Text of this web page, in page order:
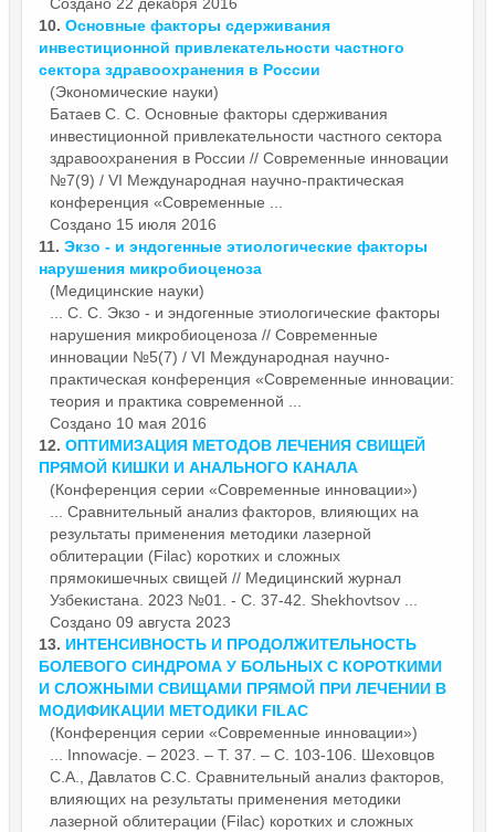
10. Основные факторы сдерживания
инвестиционной привлекательности частного
сектора здравоохранения в России
(Экономические науки)
Батаев С. С. Основные факторы сдерживания
инвестиционной привлекательности частного сектора
здравоохранения в России // Современные инновации
№7(9) / VI Международная научно-практическая
конференция «Современные ...
Создано 15 июля 2016
11. Экзо - и эндогенные этиологические факторы
нарушения микробиоценоза
(Медицинские науки)
... С. С. Экзо - и эндогенные этиологические факторы
нарушения микробиоценоза // Современные
инновации №5(7) / VI Международная научно-
практическая конференция «Современные инновации:
теория и практика современной ...
Создано 10 мая 2016
12. ОПТИМИЗАЦИЯ МЕТОДОВ ЛЕЧЕНИЯ СВИЩЕЙ
ПРЯМОЙ КИШКИ И АНАЛЬНОГО КАНАЛА
(Конференция серии «Современные инновации»)
... Сравнительный анализ факторов, влияющих на
результаты применения методики лазерной
облитерации (Filac) коротких и сложных
прямокишечных свищей // Медицинский журнал
Узбекистана. 2023 №01. - C. 37-42. Shekhovtsov ...
Создано 09 августа 2023
13. ИНТЕНСИВНОСТЬ И ПРОДОЛЖИТЕЛЬНОСТЬ
БОЛЕВОГО СИНДРОМА У БОЛЬНЫХ С КОРОТКИМИ
И СЛОЖНЫМИ СВИЩАМИ ПРЯМОЙ ПРИ ЛЕЧЕНИИ В
МОДИФИКАЦИИ МЕТОДИКИ FILAC
(Конференция серии «Современные инновации»)
... Innowacje. – 2023. – Т. 37. – С. 103-106. Шеховцов
С.А., Давлатов С.С. Сравнительный анализ факторов,
влияющих на результаты применения методики
лазерной облитерации (Filac) коротких и сложных